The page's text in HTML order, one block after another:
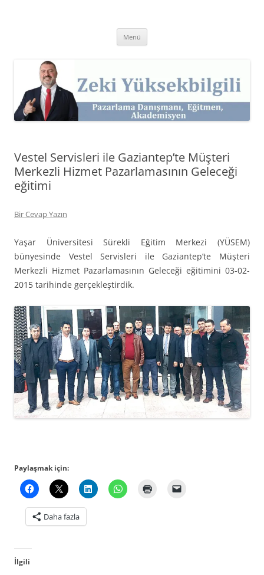
Kişisel Web Sitesi.
Menü
Vestel Servisleri ile Gaziantep’te Müşteri
Merkezli Hizmet Pazarlamasının Geleceği
eğitimi
Bir Cevap Yazın
Yaşar Üniversitesi Sürekli Eğitim Merkezi (YÜSEM)
bünyesinde Vestel Servisleri ile Gaziantep’te Müşteri
Merkezli Hizmet Pazarlamasının Geleceği eğitimini 03-02-
2015 tarihinde gerçekleştirdik.
Paylaşmak için:
Daha fazla
İlgili